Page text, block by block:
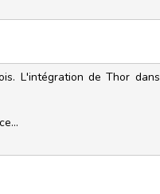
L'intégration de Thor dans